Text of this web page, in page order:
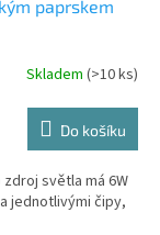
paprskem
Skladem (>10 ks)
Do košíku
světla má 6W
jednotlivými čipy,